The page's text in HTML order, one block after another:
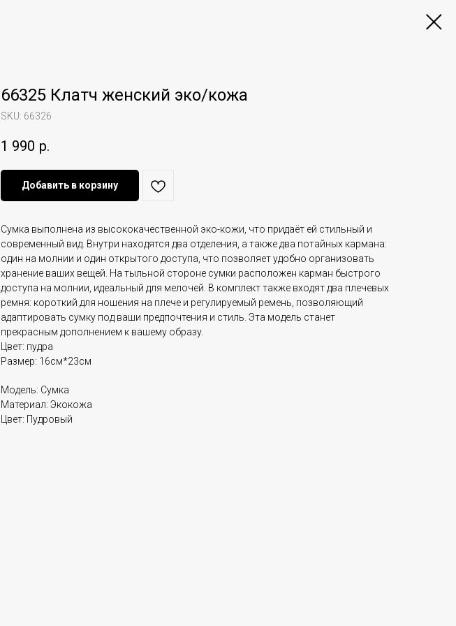
66325 Клатч женский эко/кожа
SKU: 66326
1 990 р.
Добавить в корзину
Сумка выполнена из высококачественной эко-кожи, что придаёт ей стильный и
современный вид. Внутри находятся два отделения, а также два потайных кармана:
один на молнии и один открытого доступа, что позволяет удобно организовать
хранение ваших вещей. На тыльной стороне сумки расположен карман быстрого
доступа на молнии, идеальный для мелочей. В комплект также входят два плечевых
ремня: короткий для ношения на плече и регулируемый ремень, позволяющий
адаптировать сумку под ваши предпочтения и стиль. Эта модель станет
прекрасным дополнением к вашему образу.
Цвет: пудра
Размер: 16см*23см
Модель: Сумка
Материал: Экокожа
Цвет: Пудровый